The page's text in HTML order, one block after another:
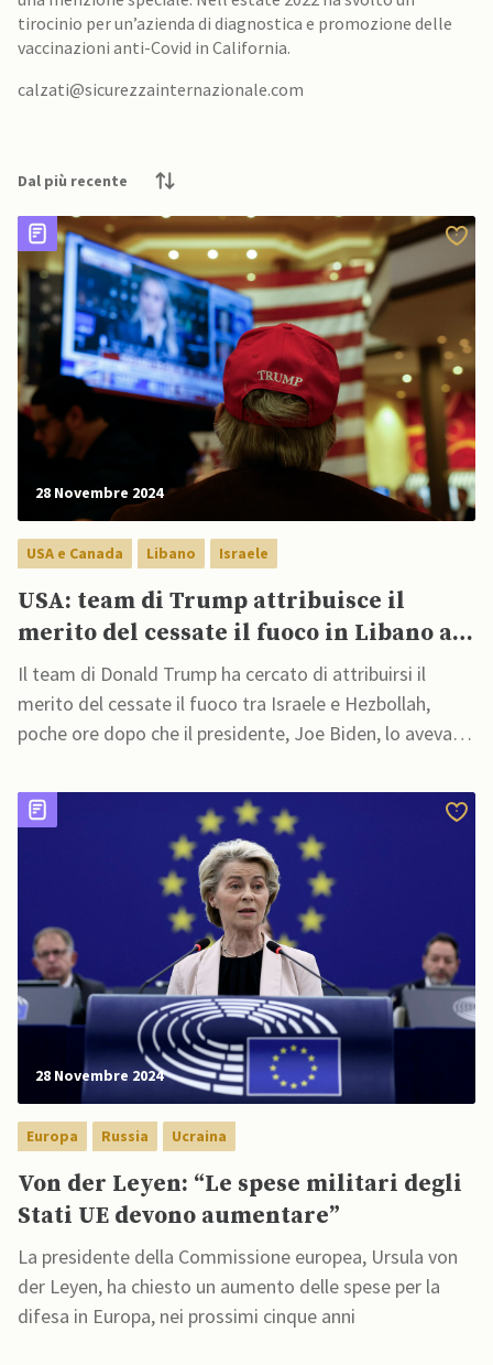
tirocinio per un’azienda di diagnostica e promozione delle
vaccinazioni anti-Covid in California.
calzati@sicurezzainternazionale.com
28 Novembre 2024
USA e Canada Libano Israele
USA: team di Trump attribuisce il
merito del cessate il fuoco in Libano al
presidente eletto
Il team di Donald Trump ha cercato di attribuirsi il
merito del cessate il fuoco tra Israele e Hezbollah,
poche ore dopo che il presidente, Joe Biden, lo aveva
28 Novembre 2024
Europa Russia Ucraina
Von der Leyen: “Le spese militari degli
Stati UE devono aumentare”
La presidente della Commissione europea, Ursula von
der Leyen, ha chiesto un aumento delle spese per la
difesa in Europa, nei prossimi cinque anni